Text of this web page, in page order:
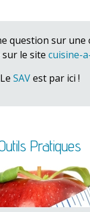
question sur une
le site cuisine-
Le SAVest par ici !
Pratiques